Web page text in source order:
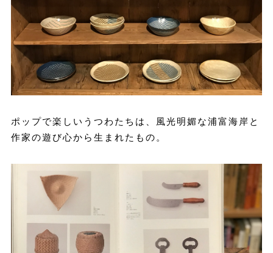
ポップで楽しいうつわたちは、風光明媚な浦富海岸と
作家の遊び心から生まれたもの。